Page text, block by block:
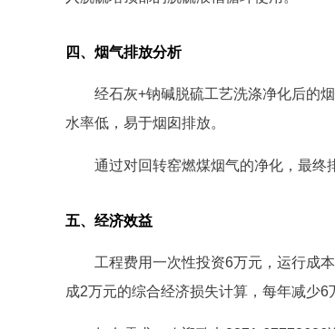
四、烟气排放分析
经石灰+钠碱脱硫工艺洗涤净化后的
水率低，易于烟囱排放。
通过对回转窑燃煤烟气的净化，最终
五、经济效益
工程费用一次性投资6万元，运行成
成2万元的综合经济损失计算，每年减少6